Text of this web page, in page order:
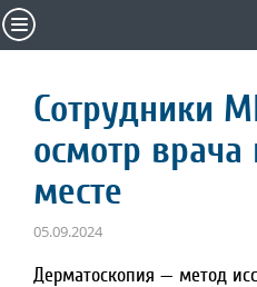
Сотрудники
осмотр
месте
05.09.2024
Дерматоскопия — метод